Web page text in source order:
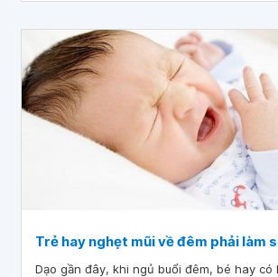
Trẻ hay nghẹt mũi về đêm phải làm
Dạo gần đây, khi ngủ buổi đêm, bé hay có